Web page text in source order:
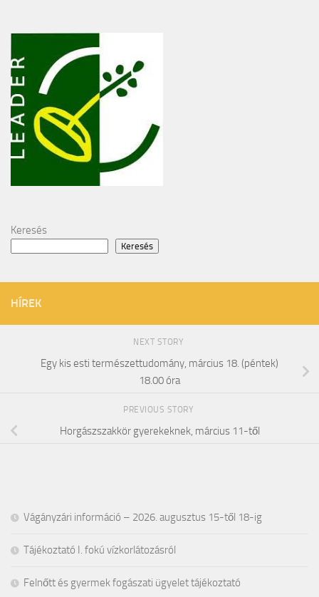
Keresés
Keresés
HÍREK
NEXT STORY
Egy kis esti természettudomány, március 18. (péntek)
18.00 óra
PREVIOUS STORY
Horgászszakkör gyerekeknek, március 11-től
Vágányzári információ – 2026. augusztus 15-től 18-ig
Tájékoztató I. fokú vízkorlátozásról
Felnőtt és gyermek fogászati ügyelet tájékoztató